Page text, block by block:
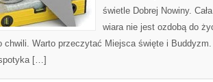
świetle Dobrej Nowiny.
wiara nie jest ozdobą do
chwili. Warto przeczytać Miejsca święte i
[…]